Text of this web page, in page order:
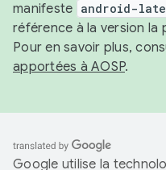
manifeste android-
référence à la version la
Pour en savoir plus,
apportées à AOSP.
Google utilise la